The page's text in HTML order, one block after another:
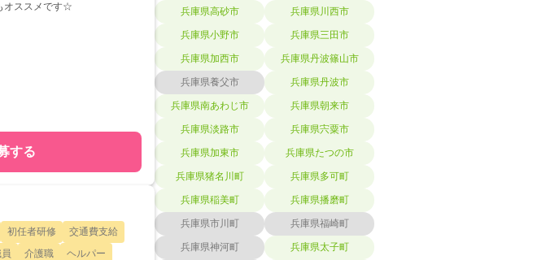
オススメです☆
する
初任者研修
交通費支給
介護職
ヘルパー
兵庫県高砂市 兵庫県川西市
兵庫県小野市 兵庫県三田市
兵庫県加西市 兵庫県丹波篠山市
兵庫県養父市 兵庫県丹波市
兵庫県南あわじ市 兵庫県朝来市
兵庫県淡路市 兵庫県宍粟市
兵庫県加東市 兵庫県たつの市
兵庫県猪名川町 兵庫県多可町
兵庫県稲美町 兵庫県播磨町
兵庫県市川町 兵庫県福崎町
兵庫県神河町 兵庫県太子町